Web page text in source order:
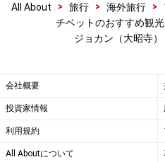
All About > 旅行 > 海外旅行 >
チベットのおすすめ観
ジョカン（大昭寺
会社概要
投資家情報
利用規約
All Aboutについて